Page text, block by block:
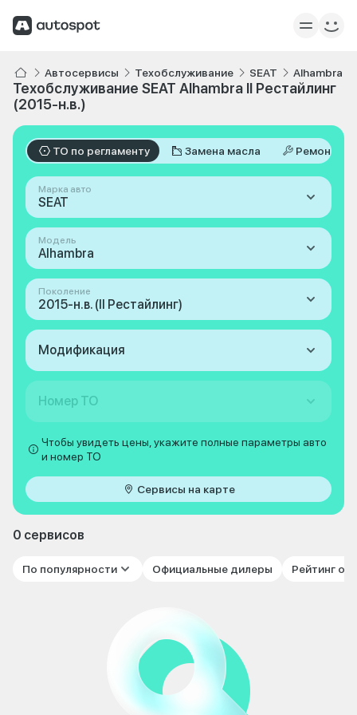
Автосервисы Техобслуживание SEAT Alhambra
Техобслуживание SEAT Alhambra II Рестайлинг
(2015-н.в.)
ТО по регламенту Замена масла Ремонт
Марка авто
SEAT
Модель
Alhambra
Поколение
2015-н.в. (II Рестайлинг)
Модификация
Номер ТО
Чтобы увидеть цены, укажите полные параметры авто
и номер ТО
Сервисы на карте
0 сервисов
По популярности Официальные дилеры Рейтинг